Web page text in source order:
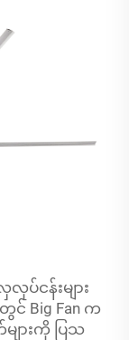
ပ်ငန်းများ
Big Fan က
ားကို ပြသ